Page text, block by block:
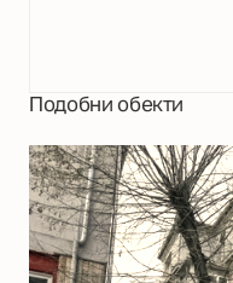
Подобни обекти